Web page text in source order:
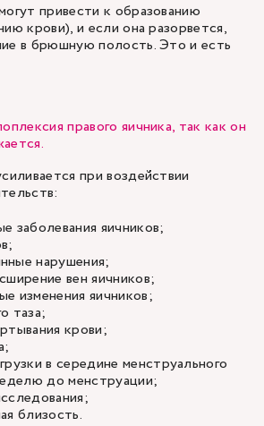
привести к образованию
крови), и если она разорвется,
в брюшную полость. Это и есть
правого яичника, так как он
при воздействии
заболевания яичников;
нарушения;
вен яичников;
изменения яичников;
таза;
крови;
в середине менструального
до менструации;
близость.